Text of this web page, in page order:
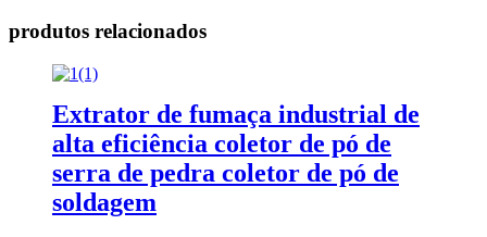
produtos relacionados
Extrator de fumaça industrial de
alta eficiência coletor de pó de
serra de pedra coletor de pó de
soldagem